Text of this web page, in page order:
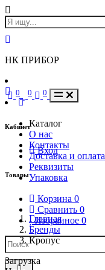
НК ПРИБОР
Кабинет
Вход
Товары
Корзина 0
Сравнить 0
Избранное 0
0 0 0
Каталог
О нас
Контакты
Доставка и оплата
Реквизиты
Упаковка
Главная
Бренды
Кропус
Загрузка